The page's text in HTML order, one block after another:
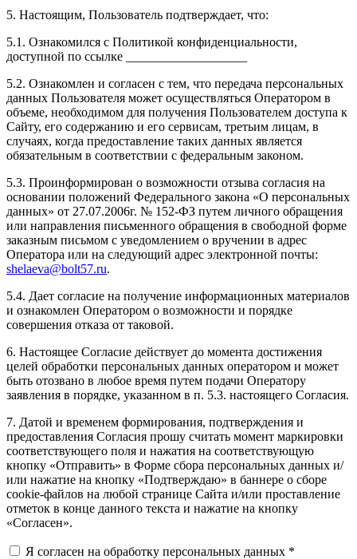
5. Настоящим, Пользователь подтверждает, что:
5.1. Ознакомился с Политикой конфиденциальности,
доступной по ссылке ___________________
5.2. Ознакомлен и согласен с тем, что передача персональных
данных Пользователя может осуществляться Оператором в
объеме, необходимом для получения Пользователем доступа к
Сайту, его содержанию и его сервисам, третьим лицам, в
случаях, когда предоставление таких данных является
обязательным в соответствии с федеральным законом.
5.3. Проинформирован о возможности отзыва согласия на
основании положений Федерального закона «О персональных
данных» от 27.07.2006г. № 152-ФЗ путем личного обращения
или направления письменного обращения в свободной форме
заказным письмом с уведомлением о вручении в адрес
Оператора или на следующий адрес электронной почты:
shelaeva@bolt57.ru.
5.4. Дает согласие на получение информационных материалов
и ознакомлен Оператором о возможности и порядке
совершения отказа от таковой.
6. Настоящее Согласие действует до момента достижения
целей обработки персональных данных оператором и может
быть отозвано в любое время путем подачи Оператору
заявления в порядке, указанном в п. 5.3. настоящего Согласия.
7. Датой и временем формирования, подтверждения и
предоставления Согласия прошу считать момент маркировки
соответствующего поля и нажатия на соответствующую
кнопку «Отправить» в Форме сбора персональных данных и/
или нажатие на кнопку «Подтверждаю» в баннере о сборе
cookie-файлов на любой странице Сайта и/или проставление
отметок в конце данного текста и нажатие на кнопку
«Согласен».
Я согласен на обработку персональных данных *